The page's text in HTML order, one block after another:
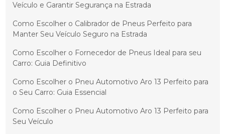
Veículo e Garantir Segurança na Estrada
Como Escolher o Calibrador de Pneus Perfeito para
Manter Seu Veículo Seguro na Estrada
Como Escolher o Fornecedor de Pneus Ideal para seu
Carro: Guia Definitivo
Como Escolher o Pneu Automotivo Aro 13 Perfeito para
o Seu Carro: Guia Essencial
Como Escolher o Pneu Automotivo Aro 13 Perfeito para
Seu Veículo